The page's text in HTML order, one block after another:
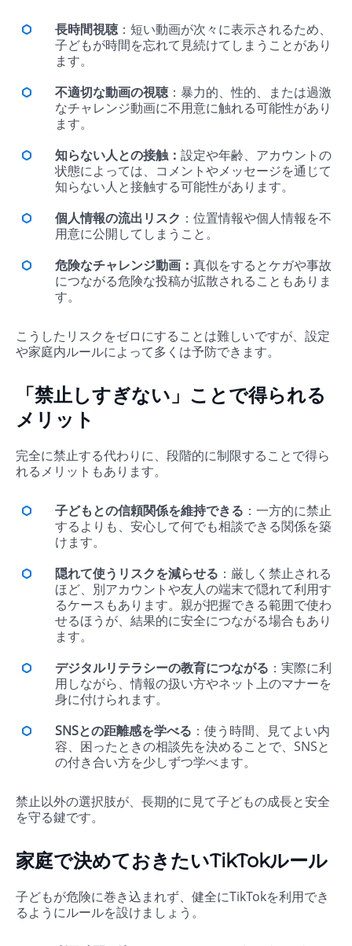
長時間視聴：短い動画が次々に表示されるため、
子どもが時間を忘れて見続けてしまうことがあり
ます。
不適切な動画の視聴：暴力的、性的、または過激
なチャレンジ動画に不用意に触れる可能性があり
ます。
知らない人との接触： 設定や年齢、アカウントの
状態によっては、コメントやメッセージを通じて
知らない人と接触する可能性があります。
個人情報の流出リスク ：位置情報や個人情報を不
用意に公開してしまうこと。
危険なチャレンジ動画： 真似をするとケガや事故
につながる危険な投稿が拡散されることもありま
す。
こうしたリスクをゼロにすることは難しいですが、設定
や家庭内ルールによって多くは予防できます。
「禁止しすぎない」ことで得られる
メリット
完全に禁止する代わりに、段階的に制限することで得ら
れるメリットもあります。
子どもとの信頼関係を維持できる ：一方的に禁止
するよりも、安心して何でも相談できる関係を築
けます。
隠れて使うリスクを減らせる ：厳しく禁止される
ほど、別アカウントや友人の端末で隠れて利用す
るケースもあります。親が把握できる範囲で使わ
せるほうが、結果的に安全につながる場合もあり
ます。
デジタルリテラシーの教育につながる ：実際に利
用しながら、情報の扱い方やネット上のマナーを
身に付けられます。
SNSとの距離感を学べる ：使う時間、見てよい内
容、困ったときの相談先を決めることで、SNSと
の付き合い方を少しずつ学べます。
禁止以外の選択肢が、長期的に見て子どもの成長と安全
を守る鍵です。
家庭で決めておきたいTikTokルール
子どもが危険に巻き込まれず、健全にTikTokを利用でき
るようにルールを設けましょう。